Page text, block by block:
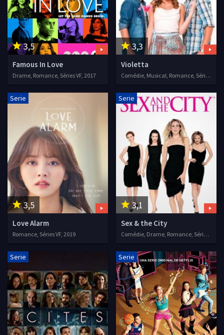
3,5
Famous In Love
Drame, Romance, Séries VF, 2017
3,3
Violetta
Comédie, Musical, Romance, Séries VF, 2012
3,5
Serie
Love Alarm
Romance, Séries VF, 2019
3,1
Serie
Sex & the City
Comédie, Drame, Romance, Séries VF, 1998
Serie Serie